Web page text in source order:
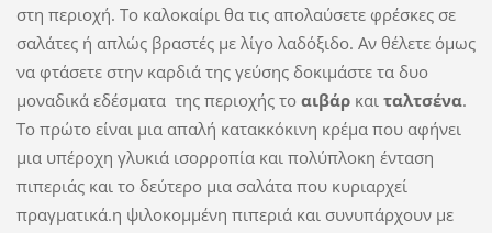
στη περιοχή. Το καλοκαίρι θα τις απολαύσετε φρέσκες σε
σαλάτες ή απλώς βραστές με λίγο λαδόξιδο. Αν θέλετε όμως
να φτάσετε στην καρδιά της γεύσης δοκιμάστε τα δυο
μοναδικά εδέσματα της περιοχής το αιβάρκαι ταλτσένα.
Το πρώτο είναι μια απαλή κατακκόκινη κρέμα που αφήνει
μια υπέροχη γλυκιά ισορροπία και πολύπλοκη ένταση
πιπεριάς και το δεύτερο μια σαλάτα που κυριαρχεί
πραγματικά.η ψιλοκομμένη πιπεριά και συνυπάρχουν με